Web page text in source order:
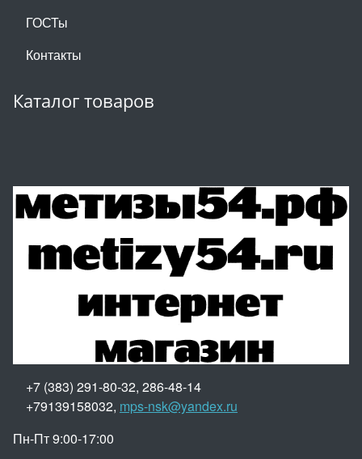
ГОСТы
Контакты
Каталог товаров
+7 (383) 291-80-32, 286-48-14
+79139158032, mps-nsk@yandex.ru
Пн-Пт 9:00-17:00